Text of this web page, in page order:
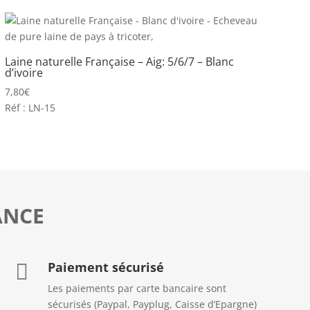
Laine naturelle Française – Aig: 5/6/7 – Blanc
d’ivoire
7,80€
Réf : LN-15
 Paiement sécurisé
Les paiements par carte bancaire sont
sécurisés (Paypal, Payplug, Caisse d’Epargne)